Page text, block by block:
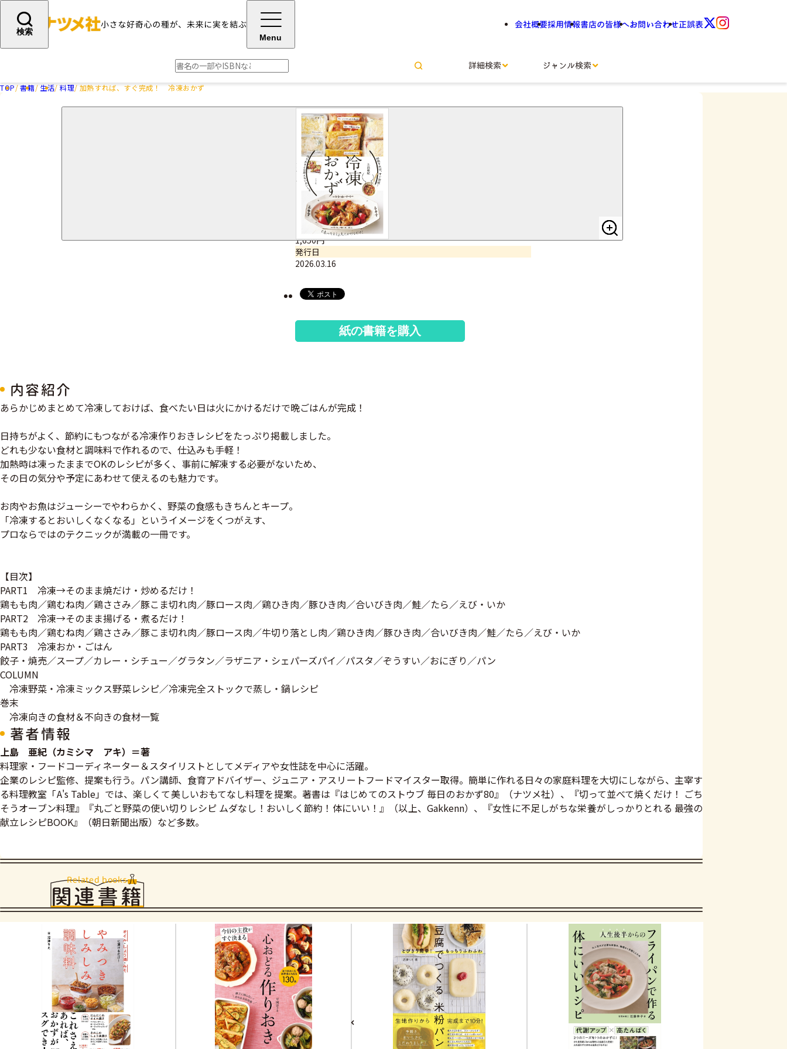
会社概要採用情報書店の皆様へお問い合わせ正誤表
検索
Menu
詳細検索 ジャンル検索
TOP 書籍 生活 料理 加熱すれば、すぐ完成！ 冷凍おかず
加熱すれば、すぐ完成！ 冷凍おかず
上島 亜紀＝著
サイズ・ページ数
B5判・128ページ
ISBNコード
9784816378522
価格（税込）
1,650円
発行日
2026.03.16
紙の書籍を購入
内容紹介
あらかじめまとめて冷凍しておけば、食べたい日は火にかけるだけで晩ごはんが完成！
日持ちがよく、節約にもつながる冷凍作りおきレシピをたっぷり掲載しました。
どれも少ない食材と調味料で作れるので、仕込みも手軽！
加熱時は凍ったままでOKのレシピが多く、事前に解凍する必要がないため、
その日の気分や予定にあわせて使えるのも魅力です。
お肉やお魚はジューシーでやわらかく、野菜の食感もきちんとキープ。
「冷凍するとおいしくなくなる」というイメージをくつがえす、
プロならではのテクニックが満載の一冊です。
【目次】
PART1 冷凍→そのまま焼だけ・炒めるだけ！
鶏もも肉／鶏むね肉／鶏ささみ／豚こま切れ肉／豚ロース肉／鶏ひき肉／豚ひき肉／合いびき肉／鮭／たら／えび・いか
PART2 冷凍→そのまま揚げる・煮るだけ！
鶏もも肉／鶏むね肉／鶏ささみ／豚こま切れ肉／豚ロース肉／牛切り落とし肉／鶏ひき肉／豚ひき肉／合いびき肉／鮭／たら／えび・いか
PART3 冷凍おか・ごはん
餃子・焼売／スープ／カレー・シチュー／グラタン／ラザニア・シェパーズパイ／パスタ／ぞうすい／おにぎり／パン
COLUMN
冷凍野菜・冷凍ミックス野菜レシピ／冷凍完全ストックで蒸し・鍋レシピ
巻末
冷凍向きの食材＆不向きの食材一覧
著者情報
上島 亜紀（カミシマ アキ）＝著
料理家・フードコーディネーター＆スタイリストとしてメディアや女性誌を中心に活躍。
企業のレシピ監修、提案も行う。パン講師、食育アドバイザー、ジュニア・アスリートフードマイスター取得。簡単に作れる日々の家庭料理を大切にしながら、主宰す
る料理教室「A's Table」では、楽しくて美しいおもてなし料理を提案。著書は『はじめてのストウブ 毎日のおかず80』（ナツメ社）、『切って並べて焼くだけ！ ごち
そうオーブン料理』『丸ごと野菜の使い切りレシピ ムダなし！おいしく節約！体にいい！』（以上、Gakkenn）、『女性に不足しがちな栄養がしっかりとれる 最強の
献立レシピBOOK』（朝日新聞出版）など多数。
Related books
関連書籍